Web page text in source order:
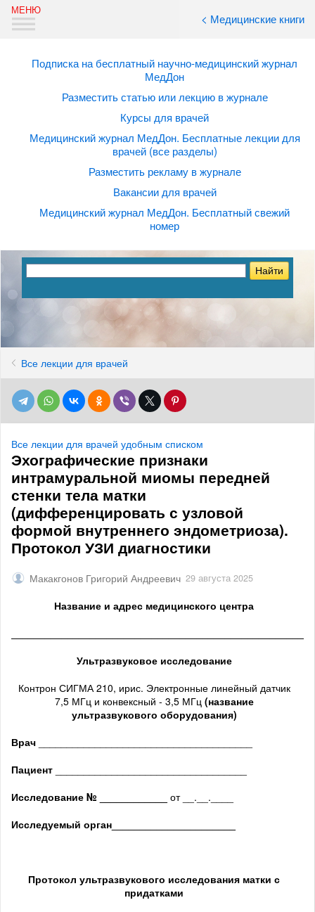
< Медицинские книги
Подписка на бесплатный научно-медицинский журнал
МедДон
Разместить статью или лекцию в журнале
Курсы для врачей
Медицинский журнал МедДон. Бесплатные лекции для
врачей (все разделы)
Разместить рекламу в журнале
Вакансии для врачей
Медицинский журнал МедДон. Бесплатный свежий
номер
Все лекции для врачей
Все лекции для врачей удобным списком
Эхографические признаки
интрамуральной миомы передней
стенки тела матки
(дифференцировать с узловой
формой внутреннего эндометриоза).
Протокол УЗИ диагностики
Макакгонов Григорий Андреевич 29 августа 2025
Название и адрес медицинского центра
Ультразвуковое исследование
Контрон СИГМА 210, ирис. Электронные линейный датчик
7,5 МГц и конвексный - 3,5 МГц(название
ультразвукового оборудования)
Врач
Пациент
Исследование № ____________ от __.__.____
Исследуемый орган
Протокол ультразвукового исследования матки с
придатками